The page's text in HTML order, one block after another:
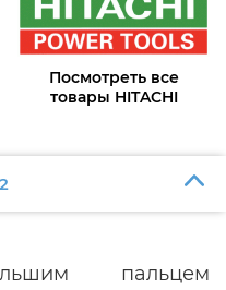
Посмотреть все
товары HITACHI
пальцем